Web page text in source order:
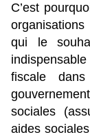
C’est
qui le
fiscale
sociales
aides